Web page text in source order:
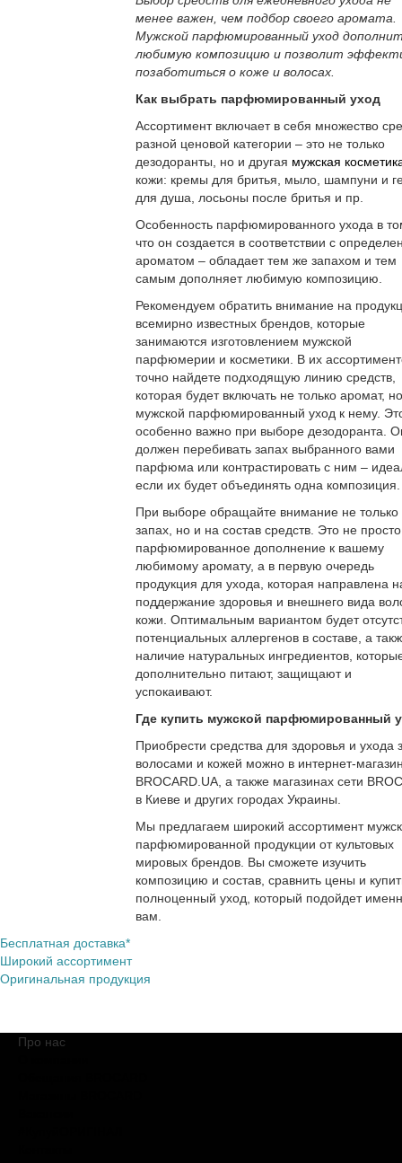
менее важен, чем подбор своего аромата.
Мужской парфюмированный уход
любимую композицию и позволит
позаботиться о коже и волосах.
Как выбрать парфюмированный уход
Ассортимент включает в себя множество
разной ценовой категории – это не только
дезодоранты, но и другая мужская
кожи: кремы для бритья, мыло, шампуни и
для душа, лосьоны после бритья и пр.
Особенность парфюмированного ухода в
что он создается в соответствии с
ароматом – обладает тем же запахом и тем
самым дополняет любимую композицию.
Рекомендуем обратить внимание на
всемирно известных брендов, которые
занимаются изготовлением мужской
парфюмерии и косметики. В их
точно найдете подходящую линию средств,
которая будет включать не только аромат,
мужской парфюмированный уход к нему.
особенно важно при выборе дезодоранта.
должен перебивать запах выбранного вами
парфюма или контрастировать с ним –
если их будет объединять одна композиция.
При выборе обращайте внимание не только
запах, но и на состав средств. Это не просто
парфюмированное дополнение к вашему
любимому аромату, а в первую очередь
продукция для ухода, которая направлена
поддержание здоровья и внешнего вида
кожи. Оптимальным вариантом будет
потенциальных аллергенов в составе, а
наличие натуральных ингредиентов,
дополнительно питают, защищают и
успокаивают.
Где купить мужской парфюмированный
Приобрести средства для здоровья и ухода
волосами и кожей можно в интернет-
BROCARD.UA, а также магазинах сети
в Киеве и других городах Украины.
Мы предлагаем широкий ассортимент
парфюмированной продукции от культовых
мировых брендов. Вы сможете изучить
композицию и состав, сравнить цены и
полноценный уход, который подойдет
вам.
Бесплатная доставка*
Широкий ассортимент
Оригинальная продукция
Про нас